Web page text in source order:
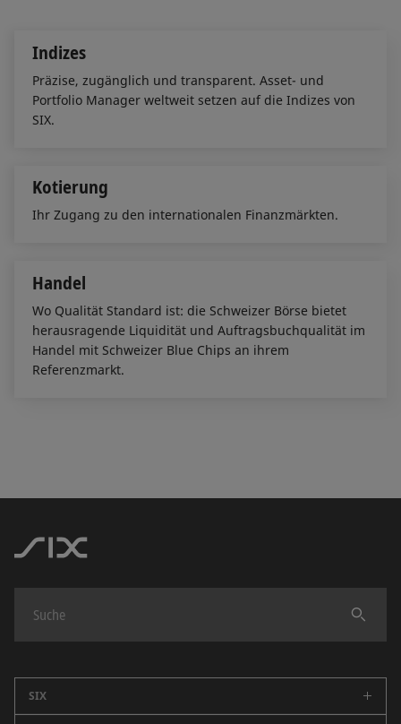
Indizes
Präzise, zugänglich und transparent. Asset- und
Portfolio Manager weltweit setzen auf die Indizes von
SIX.
Kotierung
Ihr Zugang zu den internationalen Finanzmärkten.
Handel
Wo Qualität Standard ist: die Schweizer Börse bietet
herausragende Liquidität und Auftragsbuchqualität im
Handel mit Schweizer Blue Chips an ihrem
Referenzmarkt.
Finden
SIX